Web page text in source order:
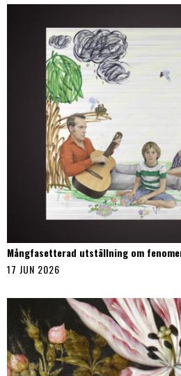
Mångfasetterad utställning om
17 JUN 2026